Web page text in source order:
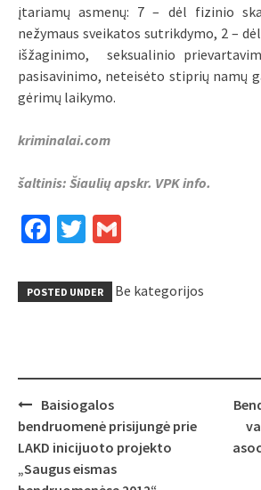
įtariamų asmenų: 7 – dėl fizinio
nežymaus sveikatos sutrikdymo, 2 –
išžaginimo, seksualinio
pasisavinimo, neteisėto stiprių namų
gėrimų laikymo.
kriminalai.com
šaltinis: Šiaulių apskr. VPK info.
Facebook
Twitter
POSTED UNDER Be kategorijos
Post
navigation
Baisiogalos
bendruomenė prisijungė prie
LAKD inicijuoto projekto
„Saugus eismas